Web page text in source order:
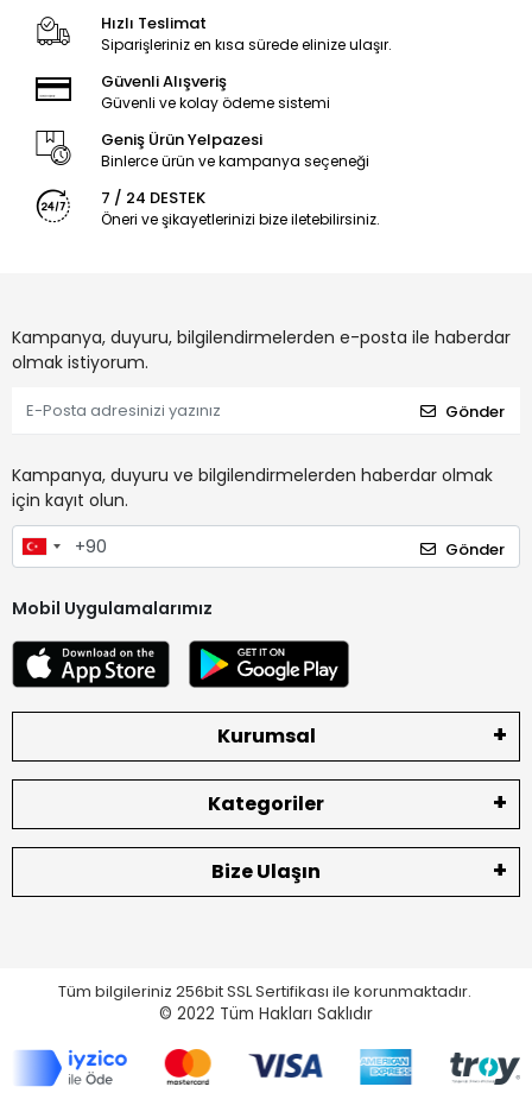
Hızlı Teslimat
Siparişleriniz en kısa sürede elinize ulaşır.
Güvenli Alışveriş
Güvenli ve kolay ödeme sistemi
Geniş Ürün Yelpazesi
Binlerce ürün ve kampanya seçeneği
7 / 24 DESTEK
Öneri ve şikayetlerinizi bize iletebilirsiniz.
Kampanya, duyuru, bilgilendirmelerden e-posta ile haberdar
olmak istiyorum.
Gönder
Kampanya, duyuru ve bilgilendirmelerden haberdar olmak
için kayıt olun.
Gönder
Mobil Uygulamalarımız
Kurumsal
Kategoriler
Bize Ulaşın
Tüm bilgileriniz 256bit SSL Sertifikası ile korunmaktadır.
© 2022 Tüm Hakları Saklıdır